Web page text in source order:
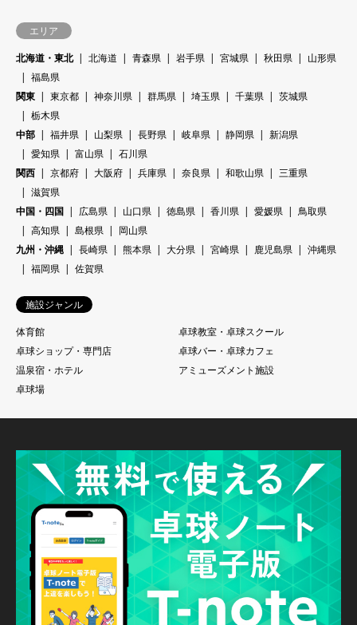
エリア
北海道・東北
北海道 青森県 岩手県 宮城県 秋田県
山形県
福島県
関東
東京都 神奈川県 群馬県 埼玉県 千葉県
茨城県
栃木県
中部
福井県 山梨県 長野県 岐阜県 静岡県
新潟県
愛知県
富山県
石川県
関西
京都府 大阪府 兵庫県 奈良県 和歌山県
三重県
滋賀県
中国・四国
広島県 山口県 徳島県 香川県 愛媛県
鳥取県
高知県
島根県
岡山県
九州・沖縄
長崎県 熊本県 大分県 宮崎県 鹿児島県
沖縄県
福岡県
佐賀県
施設ジャンル
体育館
卓球教室・卓球スクール
卓球ショップ・専門店
卓球バー・卓球カフェ
温泉宿・ホテル
アミューズメント施設
卓球場